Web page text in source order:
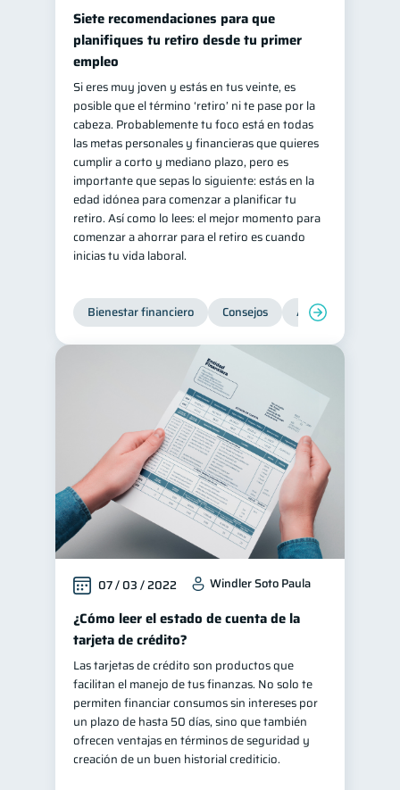
Siete recomendaciones para que
planifiques tu retiro desde tu primer
empleo
Si eres muy joven y estás en tus veinte, es
posible que el término ‘retiro’ ni te pase por la
cabeza. Probablemente tu foco está en todas
las metas personales y financieras que quieres
cumplir a corto y mediano plazo, pero es
importante que sepas lo siguiente: estás en la
edad idónea para comenzar a planificar tu
retiro. Así como lo lees: el mejor momento para
comenzar a ahorrar para el retiro es cuando
inicias tu vida laboral.
Bienestar financiero Consejos Ahorro
07 / 03 / 2022 Windler Soto Paula
¿Cómo leer el estado de cuenta de la
tarjeta de crédito?
Las tarjetas de crédito son productos que
facilitan el manejo de tus finanzas. No solo te
permiten financiar consumos sin intereses por
un plazo de hasta 50 días, sino que también
ofrecen ventajas en términos de seguridad y
creación de un buen historial crediticio.